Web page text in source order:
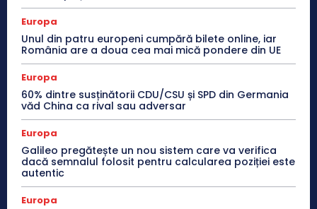
Europa
Unul din patru europeni cumpără bilete online, iar
România are a doua cea mai mică pondere din UE
Europa
60% dintre susținătorii CDU/CSU și SPD din Germania
văd China ca rival sau adversar
Europa
Galileo pregătește un nou sistem care va verifica
dacă semnalul folosit pentru calcularea poziției este
autentic
Europa